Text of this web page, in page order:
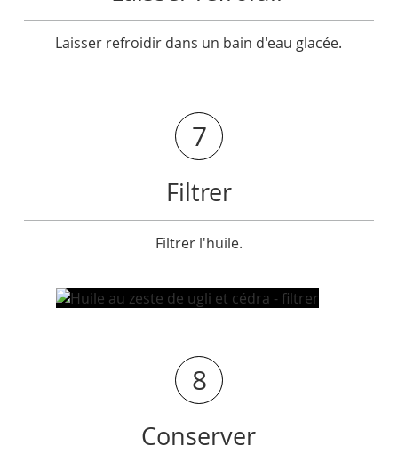
Laisser refroidir dans un bain d'eau glacée.
7
Filtrer
Filtrer l'huile.
8
Conserver